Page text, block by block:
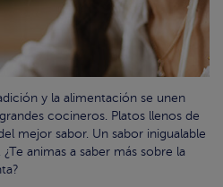
y la alimentación se unen
cocineros. Platos llenos de
mejor sabor. Un sabor inigualable
animas a saber más sobre la